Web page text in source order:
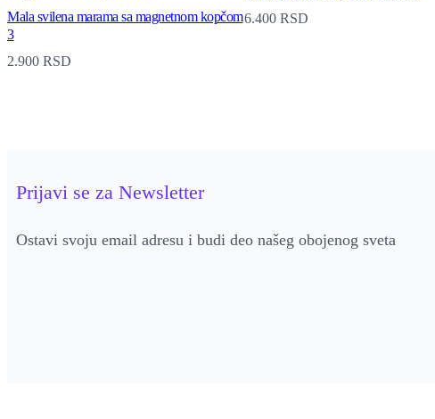
Mala svilena marama sa magnetnom kopčom
3
2.900 RSD
6.400 RSD
Prijavi se za Newsletter
Ostavi svoju email adresu i budi deo našeg obojenog sveta